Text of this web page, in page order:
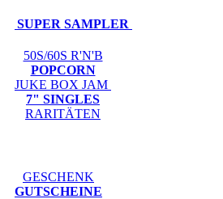
SUPER SAMPLER
50S/60S R'N'B
POPCORN
JUKE BOX JAM
7" SINGLES
RARITÄTEN
GESCHENK
GUTSCHEINE